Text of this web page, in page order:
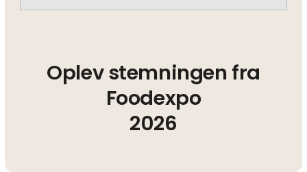
Oplev stemningen fra
Foodexpo
2026